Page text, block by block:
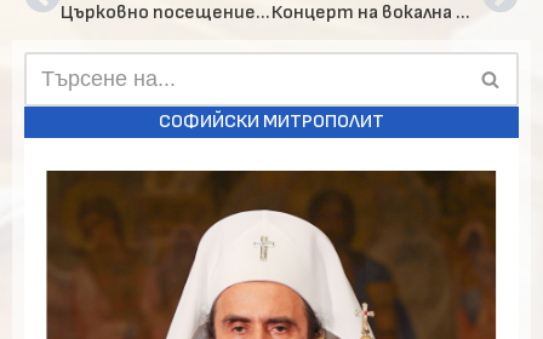
Църковно посещение в Ниш, по повод празника на града Концерт на вокална формация „Софийски псалти“
СОФИЙСКИ МИТРОПОЛИТ